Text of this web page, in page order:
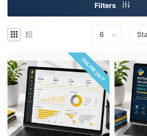
Filters
ONLINE 24/7